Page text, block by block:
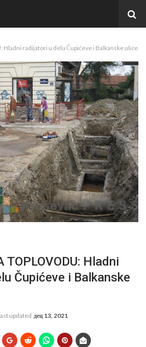
Hladni radijatori u delu Čupićeve i Balkanske ulice
TOPLOVODU: Hladni
Čupićeve i Balkanske
updated дец 13, 2021